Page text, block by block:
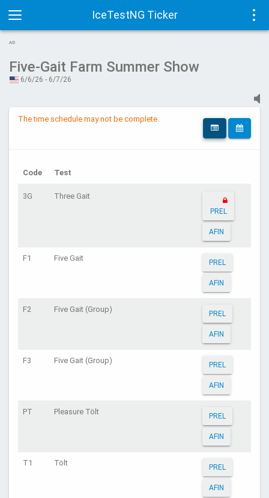
IceTestNG Ticker
Toggle
navigation
AD
Five-Gait Farm Summer Show
6/6/26 - 6/7/26
The time schedule may not be complete.
Code Test
3G Three Gait
PREL
AFIN
F1 Five Gait PREL
AFIN
F2 Five Gait (Group) PREL
AFIN
F3 Five Gait (Group) PREL
AFIN
PT Pleasure Tölt PREL
AFIN
T1 Tölt PREL
AFIN